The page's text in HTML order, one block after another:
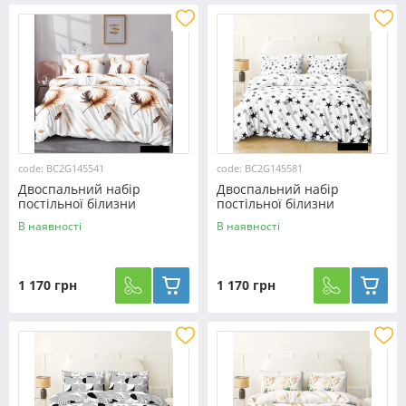
code: BC2G145541
Двоспальний набір
постільної білизни
180*220 із Бязі "Gold" з
простирадлом на резинці
В наявності
1 170 грн
code: BC2G145581
Двоспальний набір
постільної білизни
180*220 із Бязі "Gold" з
простирадлом на резинці
В наявності
1 170 грн